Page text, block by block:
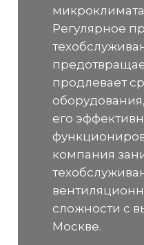
Регулярное
продлевает
его
компания
сложности с
Москве.